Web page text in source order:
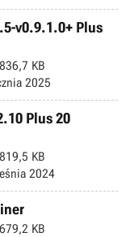
v0.9.1.0+ Plus
836,7 KB
2025
Plus 20
819,5 KB
2024
679,2 KB